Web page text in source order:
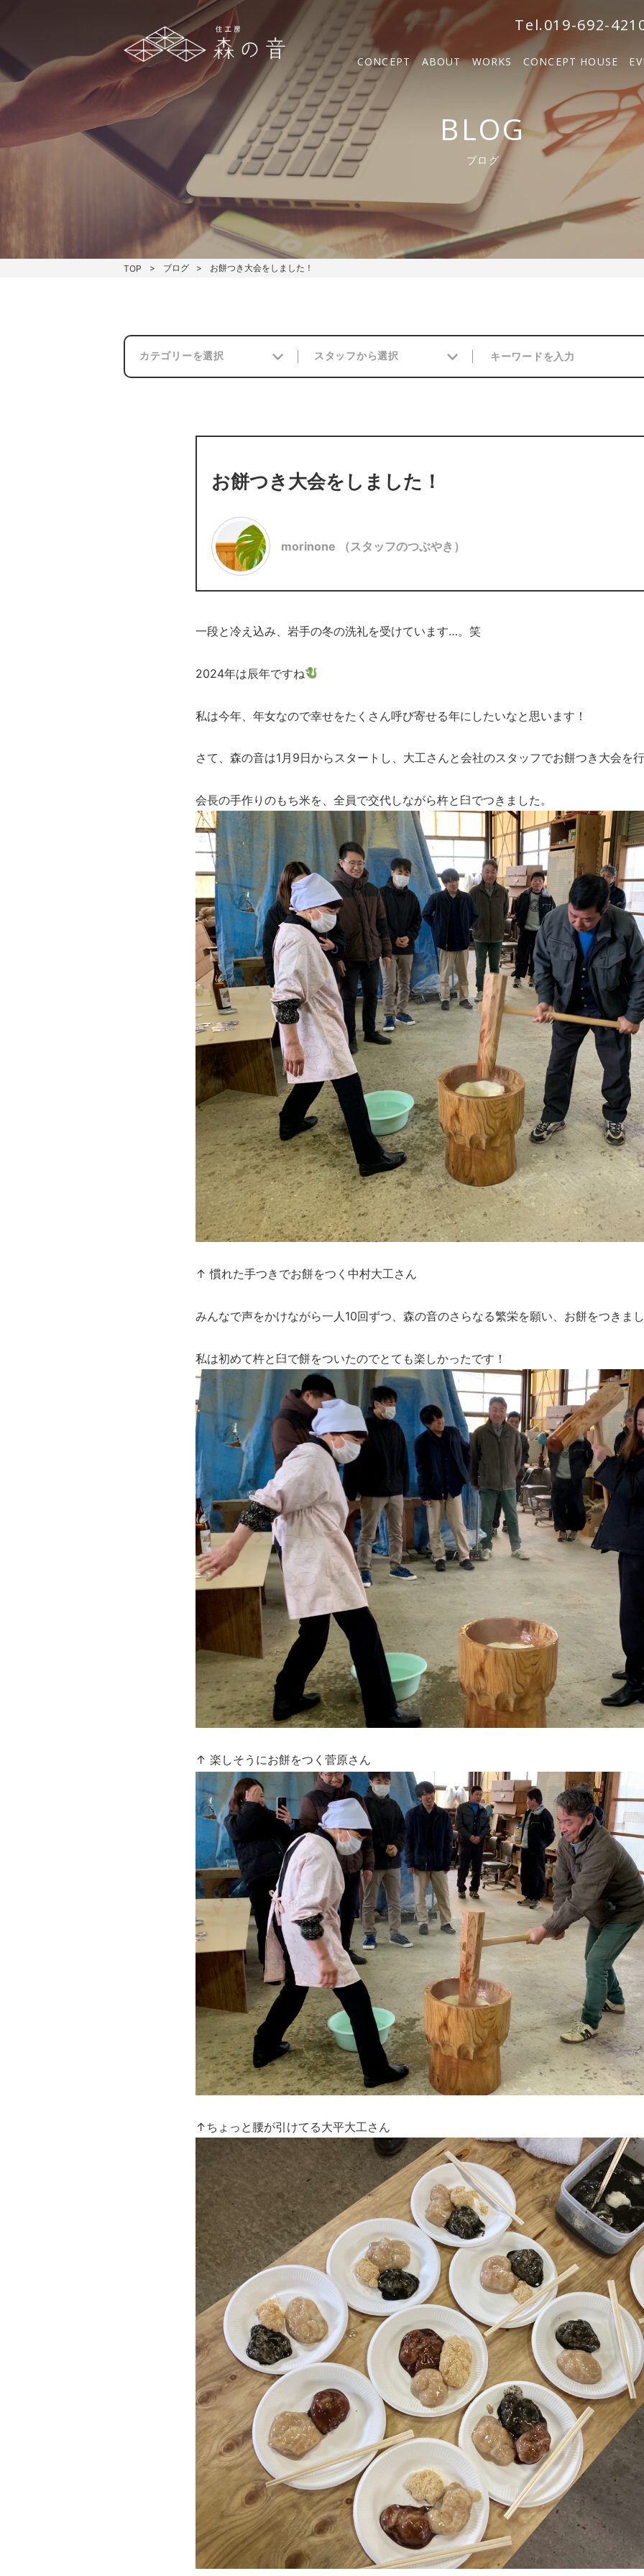
Tel.019-692-
CONCEPT ABOUT WORKS CONCEPT HOUSE
森の家
BOSCO VILLA
SOLM【販売中】
BLOG
ブログ
TOP ブログ お餅つき大会をしました！
BOSCO VILLA
SOLM
お餅つき大会をしました！
morinone （スタッフのつぶやき）
一段と冷え込み、岩手の冬の洗礼を受けています…。笑
2024年は辰年ですね
私は今年、年女なので幸せをたくさん呼び寄せる年にしたいなと思います！
さて、森の音は1月9日からスタートし、大工さんと会社のスタッフでお餅つき大会を
会長の手作りのもち米を、全員で交代しながら杵と臼でつきました。
↑ 慣れた手つきでお餅をつく中村大工さん
みんなで声をかけながら一人10回ずつ、森の音のさらなる繁栄を願い、お餅をつきま
私は初めて杵と臼で餅をついたのでとても楽しかったです！
↑ 楽しそうにお餅をつく菅原さん
↑ちょっと腰が引けてる大平大工さん